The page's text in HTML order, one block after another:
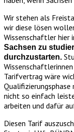
Wir stehen als
wir diese lösen
Wissenschaftler hier
Sachsen zu
durchzustarten.
Tarifvertrag wäre
nicht so einfach
arbeiten und dafür
Diesen Tarif